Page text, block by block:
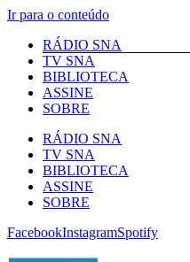
Ir para o conteúdo
RÁDIO SNA
TV SNA
BIBLIOTECA
ASSINE
SOBRE
RÁDIO SNA
TV SNA
BIBLIOTECA
ASSINE
SOBRE
FacebookInstagramSpotify